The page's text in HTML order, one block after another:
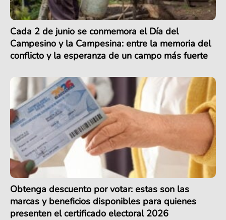
Cada 2 de junio se conmemora el Día del
Campesino y la Campesina: entre la memoria del
conflicto y la esperanza de un campo más fuerte
Obtenga descuento por votar: estas son las
marcas y beneficios disponibles para quienes
presenten el certificado electoral 2026